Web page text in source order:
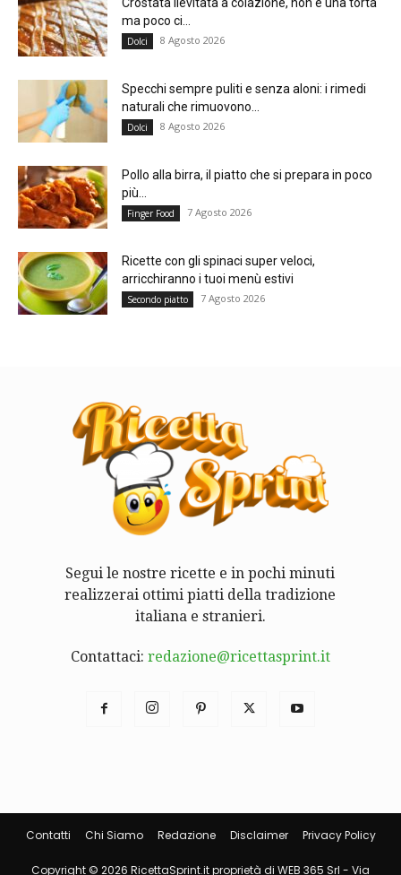
ma poco ci...
Dolci 8 Agosto 2026
Specchi sempre puliti e senza aloni: i rimedi
naturali che rimuovono...
Dolci 8 Agosto 2026
Pollo alla birra, il piatto che si prepara in poco
più...
Finger Food 7 Agosto 2026
Ricette con gli spinaci super veloci,
arricchiranno i tuoi menù estivi
Secondo piatto 7 Agosto 2026
Segui le nostre ricette e in pochi minuti
realizzerai ottimi piatti della tradizione
italiana e stranieri.
Contattaci: redazione@ricettasprint.it
Contatti Chi Siamo Redazione Disclaimer Privacy Policy
Copyright © 2026 RicettaSprint.it proprietà di WEB 365 Srl - Via